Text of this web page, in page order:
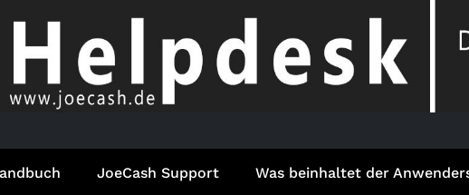
JoeCash Support Was beinhaltet der